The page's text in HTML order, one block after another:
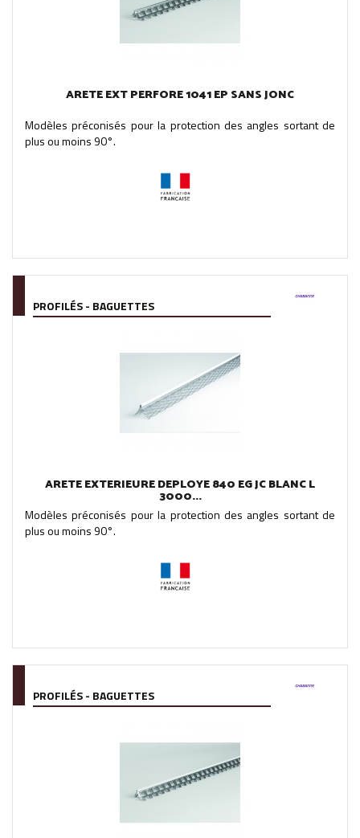
ARETE EXT PERFORE 1041 EP SANS JONC
Modèles préconisés pour la protection des angles sortant de
plus ou moins 90°.
PROFILÉS - BAGUETTES
ARETE EXTERIEURE DEPLOYE 840 EG JC BLANC L
3000...
Modèles préconisés pour la protection des angles sortant de
plus ou moins 90°.
PROFILÉS - BAGUETTES